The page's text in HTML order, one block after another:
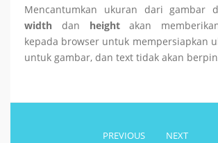
Mencantumkan ukuran dari gambar
width dan heightakan
kepada browser untuk mempersiapkan
untuk gambar, dan text tidak akan
PREVIOUS NEXT